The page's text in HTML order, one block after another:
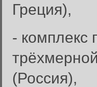
Греция),
- комплекс
(Россия),